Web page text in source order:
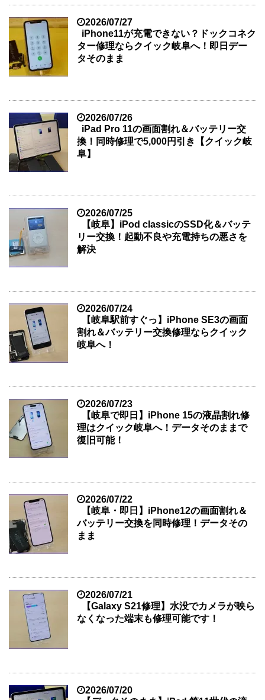
2026/07/27
iPhone11が充電できない？ドックコネク
ター修理ならクイック岐阜へ！即日デー
タそのまま
2026/07/26
iPad Pro 11の画面割れ＆バッテリー交
換！同時修理で5,000円引き【クイック岐
阜】
2026/07/25
【岐阜】iPod classicのSSD化＆バッテ
リー交換！起動不良や充電持ちの悪さを
解決
2026/07/24
【岐阜駅前すぐっ】iPhone SE3の画面
割れ＆バッテリー交換修理ならクイック
岐阜へ！
2026/07/23
【岐阜で即日】iPhone 15の液晶割れ修
理はクイック岐阜へ！データそのままで
復旧可能！
2026/07/22
【岐阜・即日】iPhone12の画面割れ＆
バッテリー交換を同時修理！データその
まま
2026/07/21
【Galaxy S21修理】水没でカメラが映ら
なくなった端末も修理可能です！
2026/07/20